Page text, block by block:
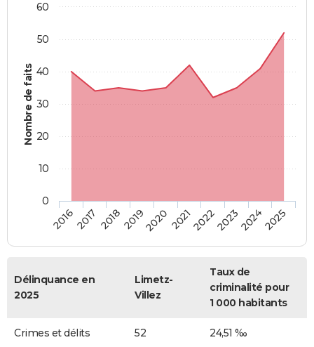
Nombre de faits
20162017 20182019202020212022202320242025
0
10
20
30
40
50
60
Délinquance en
2025
Limetz-
Villez
Taux de
criminalité pour
1 000 habitants
Crimes et délits 52 24,51 ‰